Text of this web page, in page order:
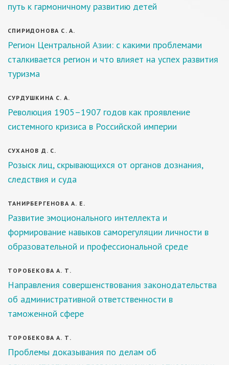
путь к гармоничному развитию детей
СПИРИДОНОВА С. А.
Регион Центральной Азии: с какими проблемами
сталкивается регион и что влияет на успех развития
туризма
СУРДУШКИНА С. А.
Революция 1905–1907 годов как проявление
системного кризиса в Российской империи
СУХАНОВ Д. С.
Розыск лиц, скрывающихся от органов дознания,
следствия и суда
ТАНИРБЕРГЕНОВА А. Е.
Развитие эмоционального интеллекта и
формирование навыков саморегуляции личности в
образовательной и профессиональной среде
ТОРОБЕКОВА А. Т.
Направления совершенствования законодательства
об административной ответственности в
таможенной сфере
ТОРОБЕКОВА А. Т.
Проблемы доказывания по делам об